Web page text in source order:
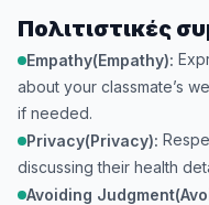
Πολιτιστικές
Empathy(Empathy):
about your classmate’s
if needed.
Privacy(Privacy):
discussing their health
Avoiding